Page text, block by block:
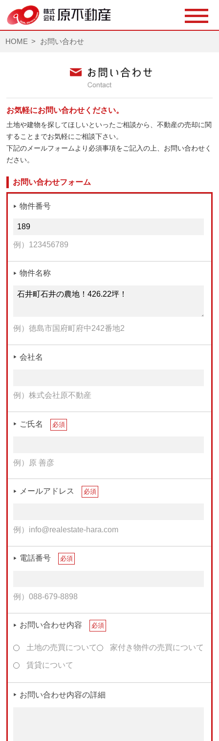
HOME お問い合わせ
お気軽にお問い合わせください。
土地や建物を探してほしいといったご相談から、不動産の売却に関
することまでお気軽にご相談下さい。
下記のメールフォームより必須事項をご記入の上、お問い合わせく
ださい。
お問い合わせフォーム
物件番号
例）123456789
物件名称
例）徳島市国府町府中242番地2
会社名
例）株式会社原不動産
ご氏名 必須
例）原 善彦
メールアドレス 必須
例）info@realestate-hara.com
電話番号 必須
例）088-679-8898
お問い合わせ内容 必須
土地の売買について 家付き物件の売買について
賃貸について
お問い合わせ内容の詳細